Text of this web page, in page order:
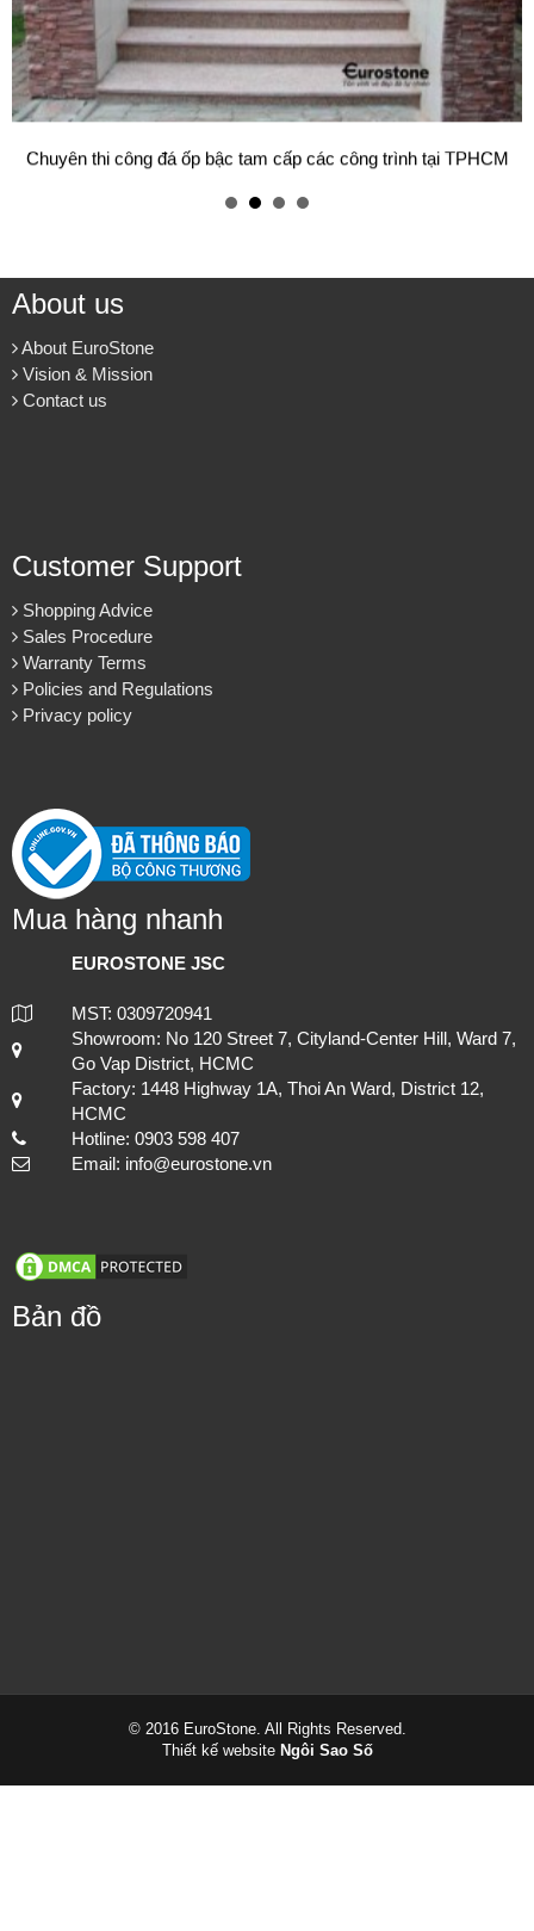
Chuyên thi công đá ốp bậc tam cấp các công trình tại TPHCM
Đá tự nhiên ốp hành lang tự nhiên cao cấp
Mẫu bàn ăn mặt đá tự nhiên cao cấp và sang trọng cho gia đình
thân yêu của bạn.
About us
About EuroStone
Vision & Mission
Contact us
Customer Support
Shopping Advice
Sales Procedure
Warranty Terms
Policies and Regulations
Privacy policy
Mua hàng nhanh
EUROSTONE JSC
MST: 0309720941
Showroom: No 120 Street 7, Cityland-Center Hill, Ward 7,
Go Vap District, HCMC
Factory: 1448 Highway 1A, Thoi An Ward, District 12,
HCMC
Hotline: 0903 598 407
Email: info@eurostone.vn
Bản đồ
© 2016 EuroStone. All Rights Reserved.
Thiết kế website Ngôi Sao Số